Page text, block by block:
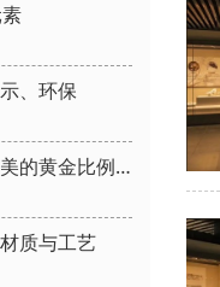
、环保
博物馆展柜尺寸揭秘：守护文物之美的黄金比例！
质与工艺